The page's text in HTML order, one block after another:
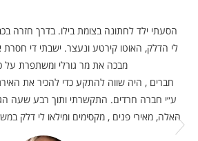
לי הדלק, האוטו קירטע ונעצר. ישבתי די
מבכה את מר גורלי ומשתפרת על
חברים , היה שווה להתקע כדי להכיר את
ע״י חברה חרדים. התקשרתי ותוך רבע שעה
האלה, מאירי פנים , מקסימים ומילאו לי דלק